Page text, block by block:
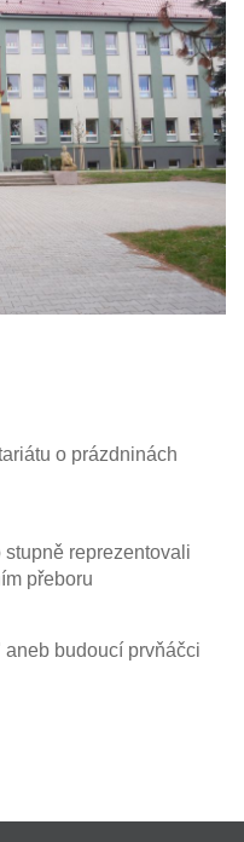
o prázdninách
reprezentovali
přeboru
budoucí prvňáčci